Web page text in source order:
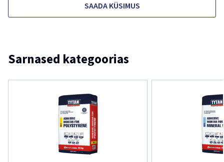
SAADA KÜSIMUS
Sarnased kategoorias